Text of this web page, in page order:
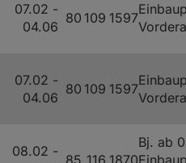
07.02 -
04.06
80 109 1597
07.02 -
04.06
80 109 1597
08.02 -
Bj. ab